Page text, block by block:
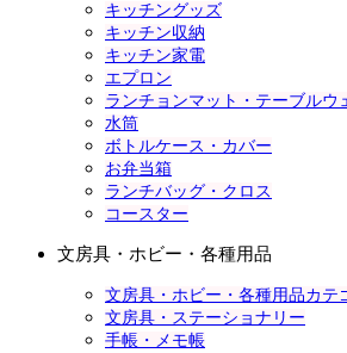
キッチングッズ
キッチン収納
キッチン家電
エプロン
ランチョンマット・テーブルウ
水筒
ボトルケース・カバー
お弁当箱
ランチバッグ・クロス
コースター
文房具・ホビー・各種用品
文房具・ホビー・各種用品カテ
文房具・ステーショナリー
手帳・メモ帳